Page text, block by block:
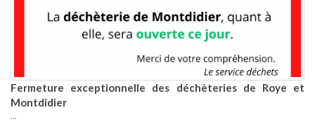
Fermeture exceptionnelle des déchèteries de Roye et
Montdidier
...